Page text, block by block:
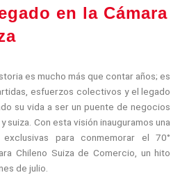
en la Cámara
es mucho más que contar años; es
esfuerzos colectivos y el legado
su vida a ser un puente de negocios
suiza. Con esta visión inauguramos una
para conmemorar el 70°
Chileno Suiza de Comercio, un hito
de julio.